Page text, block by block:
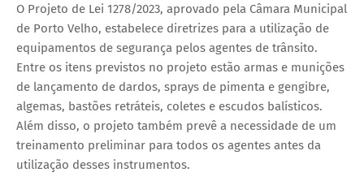
O Projeto de Lei 1278/2023, aprovado pela Câmara Municipal
de Porto Velho, estabelece diretrizes para a utilização de
equipamentos de segurança pelos agentes de trânsito.
Entre os itens previstos no projeto estão armas e munições
de lançamento de dardos, sprays de pimenta e gengibre,
algemas, bastões retráteis, coletes e escudos balísticos.
Além disso, o projeto também prevê a necessidade de um
treinamento preliminar para todos os agentes antes da
utilização desses instrumentos.